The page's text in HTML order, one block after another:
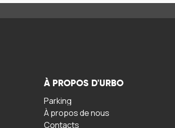
À PROPOS D'URBO
Parking
À propos de nous
Contacts